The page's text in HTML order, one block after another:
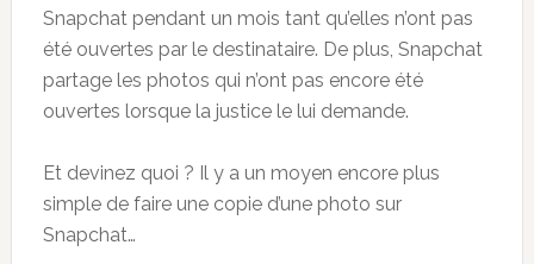
Snapchat pendant un mois tant qu’elles n’ont pas
été ouvertes par le destinataire. De plus, Snapchat
partage les photos qui n’ont pas encore été
ouvertes lorsque la justice le lui demande.
Et devinez quoi ? Il y a un moyen encore plus
simple de faire une copie d’une photo sur
Snapchat…